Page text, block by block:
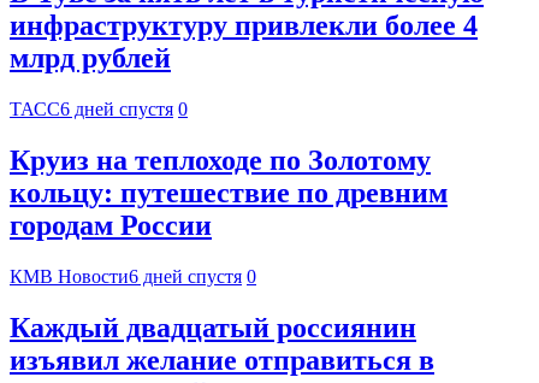
инфраструктуру привлекли более 4
млрд рублей
ТАСС6 дней спустя 0
Круиз на теплоходе по Золотому
кольцу: путешествие по древним
городам России
КМВ Новости6 дней спустя 0
Каждый двадцатый россиянин
изъявил желание отправиться в